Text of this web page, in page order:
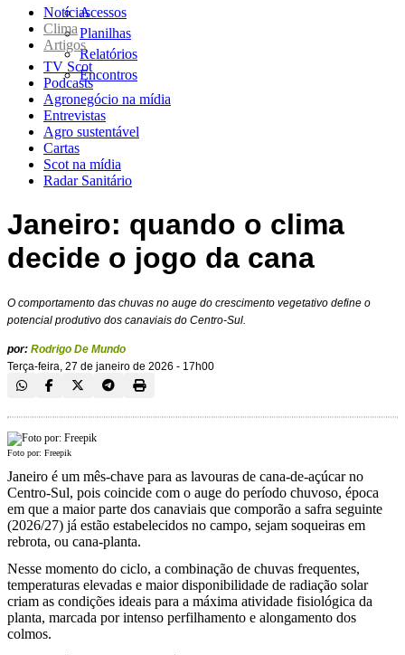
Acessos
Planilhas
Relatórios
Encontros
Notícias
Clima
Artigos
TV Scot
Podcasts
Agronegócio na mídia
Entrevistas
Agro sustentável
Cartas
Scot na mídia
Radar Sanitário
Janeiro: quando o clima
decide o jogo da cana
O comportamento das chuvas no auge do crescimento vegetativo define o
potencial produtivo dos canaviais do Centro-Sul.
por: Rodrigo De Mundo
Terça-feira, 27 de janeiro de 2026 - 17h00
Foto por: Freepik
Janeiro é um mês-chave para as lavouras de cana-de-açúcar no
Centro-Sul, pois coincide com o auge do período chuvoso, época
em que a maior parte dos canaviais que comporão a safra seguinte
(2026/27) já estão estabelecidos no campo, sejam soqueiras em
rebrota, ou cana-planta.
Nesse momento do ciclo, a combinação de chuvas frequentes,
temperaturas elevadas e maior disponibilidade de radiação solar
criam as condições ideais para a máxima atividade fisiológica da
planta, marcada por intenso perfilhamento e alongamento dos
colmos.